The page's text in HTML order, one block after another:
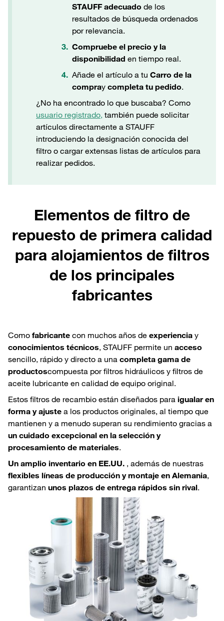
STAUFF adecuado de los
resultados de búsqueda ordenados
por relevancia.
Compruebe el precio y la
disponibilidad en tiempo real.
Añade el artículo a tu Carro de la
compray completa tu pedido.
¿No ha encontrado lo que buscaba? Como
usuario registrado, también puede solicitar
artículos directamente a STAUFF
introduciendo la designación conocida del
filtro o cargar extensas listas de artículos para
realizar pedidos.
Elementos de filtro de
repuesto de primera calidad
para alojamientos de filtros
de los principales
fabricantes
Como fabricante con muchos años de experiencia y
conocimientos técnicos, STAUFF permite un acceso
sencillo, rápido y directo a una completa gama de
productoscompuesta por filtros hidráulicos y filtros de
aceite lubricante en calidad de equipo original.
Estos filtros de recambio están diseñados para igualar en
forma y ajuste a los productos originales, al tiempo que
mantienen y a menudo superan su rendimiento gracias a
un cuidado excepcional en la selección y
procesamiento de materiales.
Un amplio inventario en EE.UU. , además de nuestras
flexibles líneas de producción y montaje en Alemania,
garantizan unos plazos de entrega rápidos sin rival.